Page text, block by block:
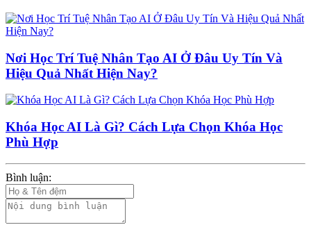
Nơi Học Trí Tuệ Nhân Tạo AI Ở Đâu Uy Tín Và
Hiệu Quả Nhất Hiện Nay?
Khóa Học AI Là Gì? Cách Lựa Chọn Khóa Học
Phù Hợp
Bình luận: